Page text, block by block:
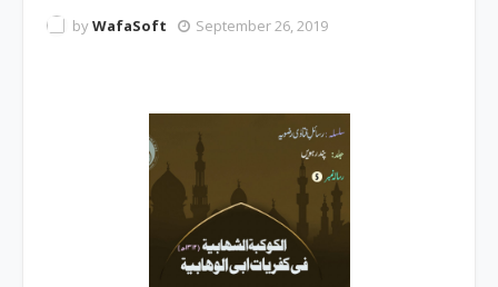
byWafaSoft September 26, 2019